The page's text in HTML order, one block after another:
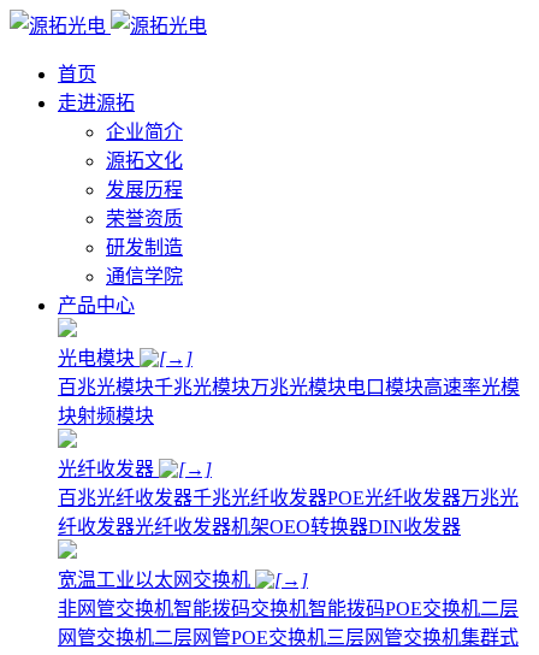
首页
走进源拓
企业简介
源拓文化
发展历程
荣誉资质
研发制造
通信学院
产品中心
光电模块
百兆光模块千兆光模块万兆光模块电口模块高速率光模
块射频模块
光纤收发器
百兆光纤收发器千兆光纤收发器POE光纤收发器万兆光
纤收发器光纤收发器机架OEO转换器DIN收发器
宽温工业以太网交换机
非网管交换机智能拨码交换机智能拨码POE交换机二层
网管交换机二层网管POE交换机三层网管交换机集群式